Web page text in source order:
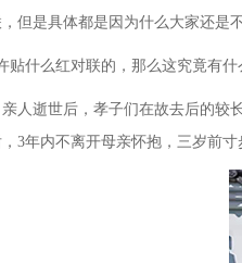
但是具体都是因为什么大家还是
贴什么红对联的，那么这究竟有什
人逝世后，孝子们在故去后的较
3年内不离开母亲怀抱，三岁前